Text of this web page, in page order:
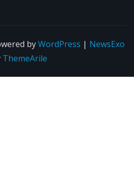
byWordPress | NewsExo
ThemeArile